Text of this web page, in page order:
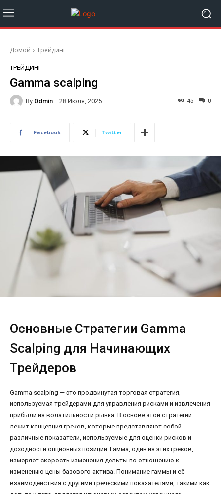
Домой Трейдинг
ТРЕЙДИНГ
Gamma scalping
By Odmin 28 Июля, 2025 0
45
Facebook Twitter
Основные Стратегии Gamma
Scalping для Начинающих
Трейдеров
Gamma scalping — это продвинутая торговая стратегия,
используемая трейдерами для управления рисками и извлечения
прибыли из волатильности рынка. В основе этой стратегии
лежит концепция греков, которые представляют собой
различные показатели, используемые для оценки рисков и
доходности опционных позиций. Гамма, один из этих греков,
измеряет скорость изменения дельты по отношению к
изменению цены базового актива. Понимание гаммы и её
взаимодействия с другими греческими показателями, такими как